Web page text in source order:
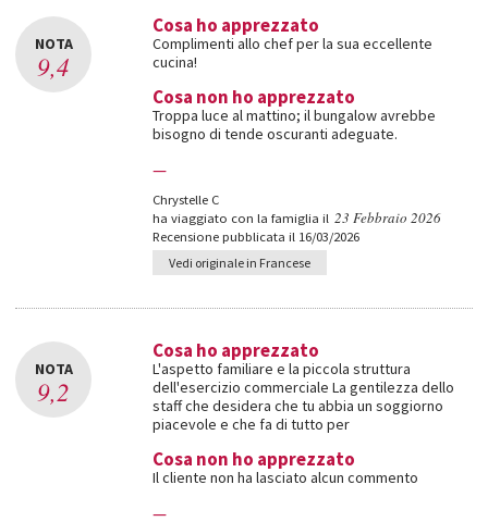
NOTA
9,4
Cosa ho apprezzato
Complimenti allo chef per la sua eccellente
cucina!
Cosa non ho apprezzato
Troppa luce al mattino; il bungalow avrebbe
bisogno di tende oscuranti adeguate.
—
Chrystelle C
ha viaggiato con la famiglia il 23 Febbraio 2026
Recensione pubblicata il 16/03/2026
Vedi originale in Francese
NOTA
9,2
Cosa ho apprezzato
L'aspetto familiare e la piccola struttura
dell'esercizio commerciale La gentilezza dello
staff che desidera che tu abbia un soggiorno
piacevole e che fa di tutto per
Cosa non ho apprezzato
Il cliente non ha lasciato alcun commento
—